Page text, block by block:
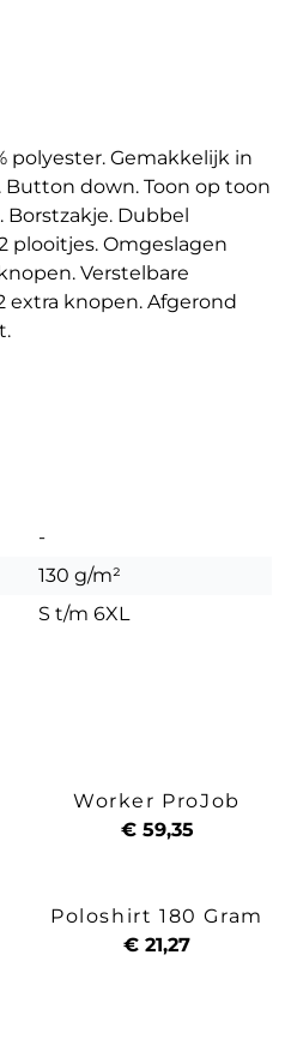
polyester. Gemakkelijk in
Button down. Toon op toon
Dubbel
plooitjes. Omgeslagen
Verstelbare
extra knopen. Afgerond
-
130 g/m²
S t/m 6XL
Worker ProJob
€ 59,35
Poloshirt 180 Gram
€ 21,27